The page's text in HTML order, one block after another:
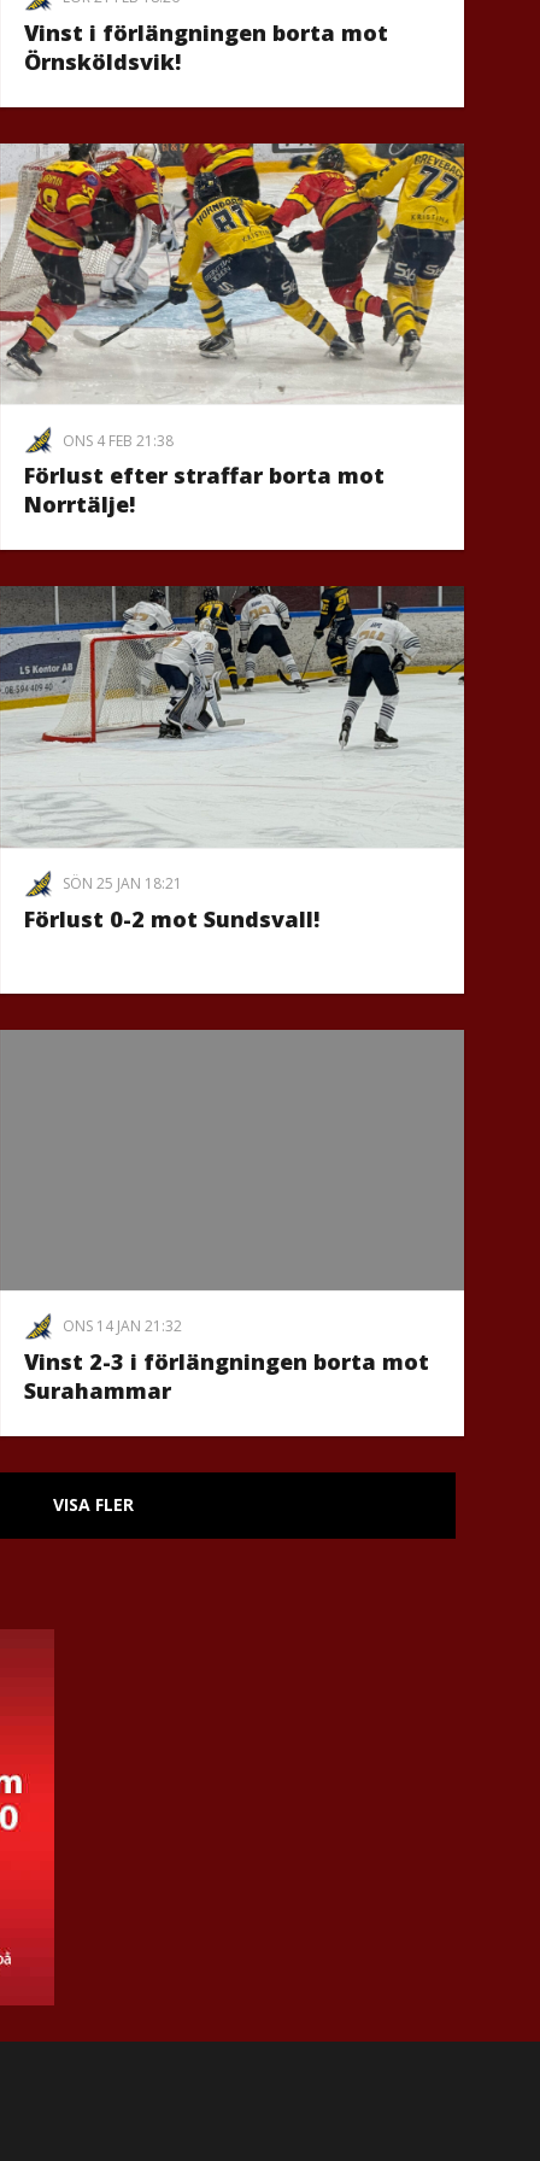
Vinst i förlängningen borta mot
Örnsköldsvik!
ONS 4 FEB 21:38
Förlust efter straffar borta mot
Norrtälje!
SÖN 25 JAN 18:21
Förlust 0-2 mot Sundsvall!
ONS 14 JAN 21:32
Vinst 2-3 i förlängningen borta mot
Surahammar
VISA FLER